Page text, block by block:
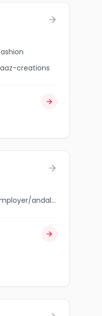
creations
jobbank.gc.ca/browsejobs/employer/andal+family/ca